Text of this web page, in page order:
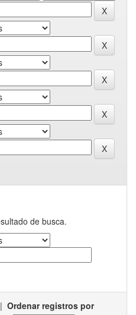
de busca.
| Ordenar registros por